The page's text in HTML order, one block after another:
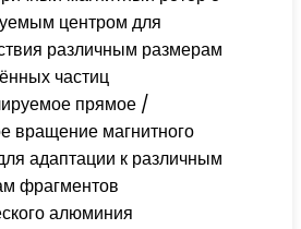
центром для
различным размерам
частиц
прямое /
вращение магнитного
адаптации к различным
фрагментов
алюминия